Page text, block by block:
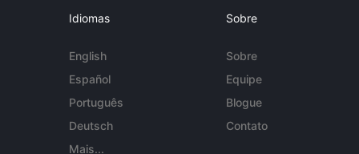
Idiomas
English
Español
Português
Deutsch
Mais...
Sobre
Sobre
Equipe
Blogue
Contato